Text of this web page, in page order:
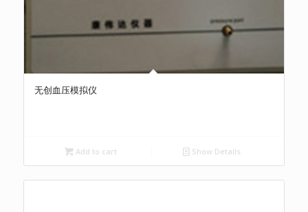
无创血压模拟仪
Add to cart Show Details